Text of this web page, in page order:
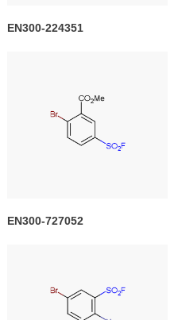
EN300-224351
EN300-727052